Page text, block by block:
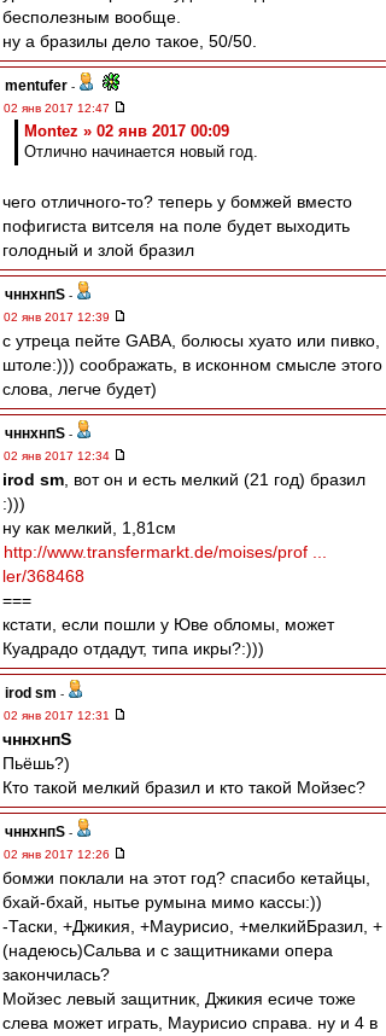
бесполезным вообще.
ну а бразилы дело такое, 50/50.
mentufer -
02 янв 2017 12:47
Montez » 02 янв 2017 00:09
Отлично начинается новый год.
чего отличного-то? теперь у бомжей вместо
пофигиста витселя на поле будет выходить
голодный и злой бразил
чннхнпS -
02 янв 2017 12:39
с утреца пейте GABA, болюсы хуато или пивко,
штоле:))) соображать, в исконном смысле этого
слова, легче будет)
чннхнпS -
02 янв 2017 12:34
irod sm , вот он и есть мелкий (21 год) бразил
:)))
ну как мелкий, 1,81см
http://www.transfermarkt.de/moises/prof ...
ler/368468
===
кстати, если пошли у Юве обломы, может
Куадрадо отдадут, типа икры?:)))
irod sm -
02 янв 2017 12:31
чннхнпS
Пьёшь?)
Кто такой мелкий бразил и кто такой Мойзес?
чннхнпS -
02 янв 2017 12:26
бомжи поклали на этот год? спасибо кетайцы,
бхай-бхай, нытье румына мимо кассы:))
-Таски, +Джикия, +Маурисио, +мелкийБразил, +
(надеюсь)Сальва и с защитниками опера
закончилась?
Мойзес левый защитник, Джикия есиче тоже
слева может играть, Маурисио справа. ну и 4 в